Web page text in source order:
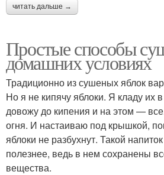
читать дальше →
Простые способы
домашних условиях
Традиционно из сушеных яблок
Но я не кипячу яблоки. Я кладу их
довожу до кипения и на этом —
огня. И настаиваю под крышкой,
яблоки не разбухнут. Такой
полезнее, ведь в нем сохранены
вещества.